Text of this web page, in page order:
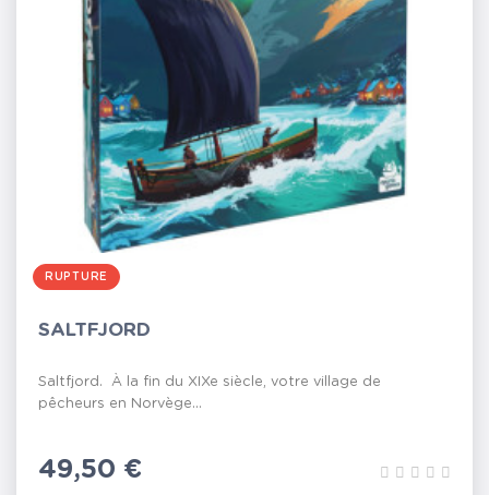
RUPTURE
SALTFJORD
Saltfjord. À la fin du XIXe siècle, votre village de
pêcheurs en Norvège...
Prix
49,50 €